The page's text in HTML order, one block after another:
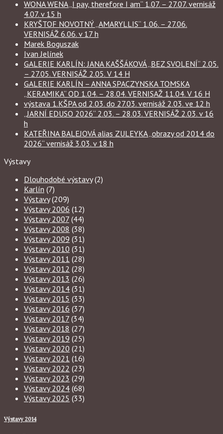
WONA WENA „I pay, therefore I am“ 1.07. – 27.07. vernisáž
4.07. v 15 h
KRYŠTOF NOVOTNÝ „AMARYLLIS“ 1.06. – 27.06.
VERNISÁŽ 6.06. v 17 h
Marek Boguszak
Ivan Jelínek
GALERIE KARLÍN: JANA KAŠŠÁKOVÁ „BEZ SVOLENÍ“ 2.05.
– 27.05. VERNISÁŽ 2.05. V 14 H
GALERIE KARLÍN – ANNA SPACZYNSKA TOMSKA
„KERAMIKA“ OD 1.04. – 28.04. VERNISAŽ 11.04. V 16 H
výstava 1.KŠPA od 2.03. do 27.03. vernisáž 2.03. ve 12 h
„JARNÍ EDUSO 2026“ 2.03. – 28.03. VERNISÁŽ 2.03. v 16
h
KATEŘINA BALEJOVÁ alias ZULEYKA „obrazy od 2014 do
2026“ vernisáž 3.03. v 18 h
Výstavy
Dlouhodobé výstavy(2)
Karlín (7)
Výstavy(209)
Výstavy 2006 (12)
Výstavy 2007 (44)
Výstavy 2008 (38)
Výstavy 2009 (31)
Výstavy 2010 (31)
Výstavy 2011 (28)
Výstavy 2012 (28)
Výstavy 2013 (26)
Výstavy 2014 (31)
Výstavy 2015 (33)
Výstavy 2016 (37)
Výstavy 2017 (34)
Výstavy 2018 (27)
Výstavy 2019 (25)
Výstavy 2020 (21)
Výstavy 2021 (16)
Výstavy 2022 (23)
Výstavy 2023 (29)
Výstavy 2024 (68)
Výstavy 2025 (33)
Výstavy 2014